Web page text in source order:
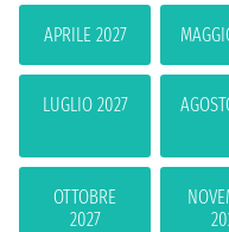
APRILE 2027
LUGLIO 2027
OTTOBRE
2027